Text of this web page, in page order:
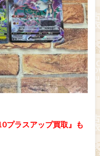
プラスアップ買取』も